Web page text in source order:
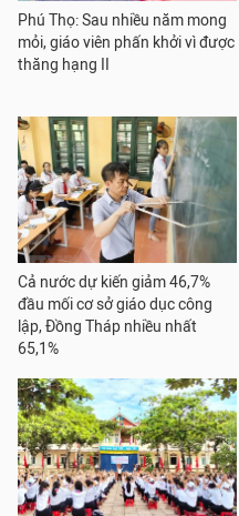
Phú Thọ: Sau nhiều năm mong
mỏi, giáo viên phấn khởi vì được
thăng hạng II
Cả nước dự kiến giảm 46,7%
đầu mối cơ sở giáo dục công
lập, Đồng Tháp nhiều nhất
65,1%